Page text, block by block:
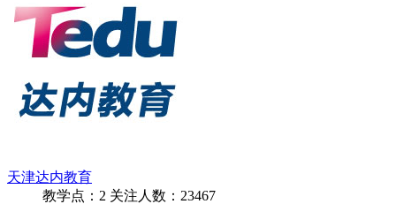
天津达内教育
教学点： 2 关注人数： 23467